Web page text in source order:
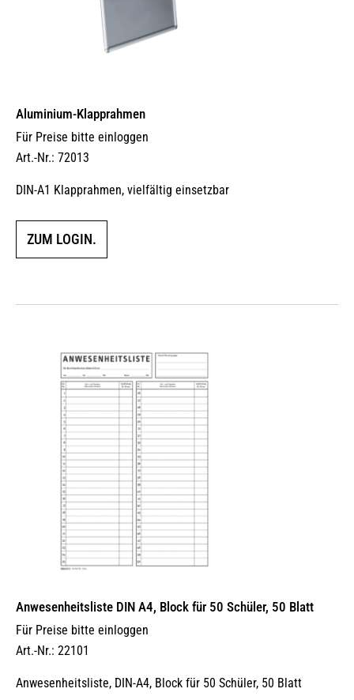
Aluminium-Klapprahmen
Für Preise bitte einloggen
Art.-Nr.: 72013
DIN-A1 Klapprahmen, vielfältig einsetzbar
ZUM LOGIN.
Anwesenheitsliste DIN A4, Block für 50 Schüler, 50 Blatt
Für Preise bitte einloggen
Art.-Nr.: 22101
Anwesenheitsliste, DIN-A4, Block für 50 Schüler, 50 Blatt